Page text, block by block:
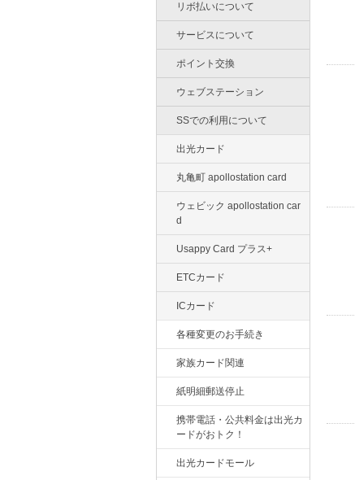
リボ払いについて
サービスについて
ポイント交換
ウェブステーション
SSでの利用について
出光カード
丸亀町 apollostation card
ウェビック apollostation car
d
Usappy Card プラス+
ETCカード
ICカード
各種変更のお手続き
家族カード関連
紙明細郵送停止
携帯電話・公共料金は出光カ
ードがおトク！
出光カードモール